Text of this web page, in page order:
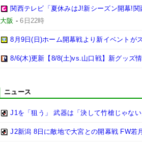
関西テレビ「夏休みはJ!新シーズン開幕!
大阪 -6日22時
8月9日(日)ホーム開幕戦より新イベントが
8/6(木)更新【8/8(土)vs.山口戦】新グッズ
ニュース
J1を「狙う」 武器は「決して竹槍じゃな
J2新潟 8日に敵地で大宮との開幕戦 FW若